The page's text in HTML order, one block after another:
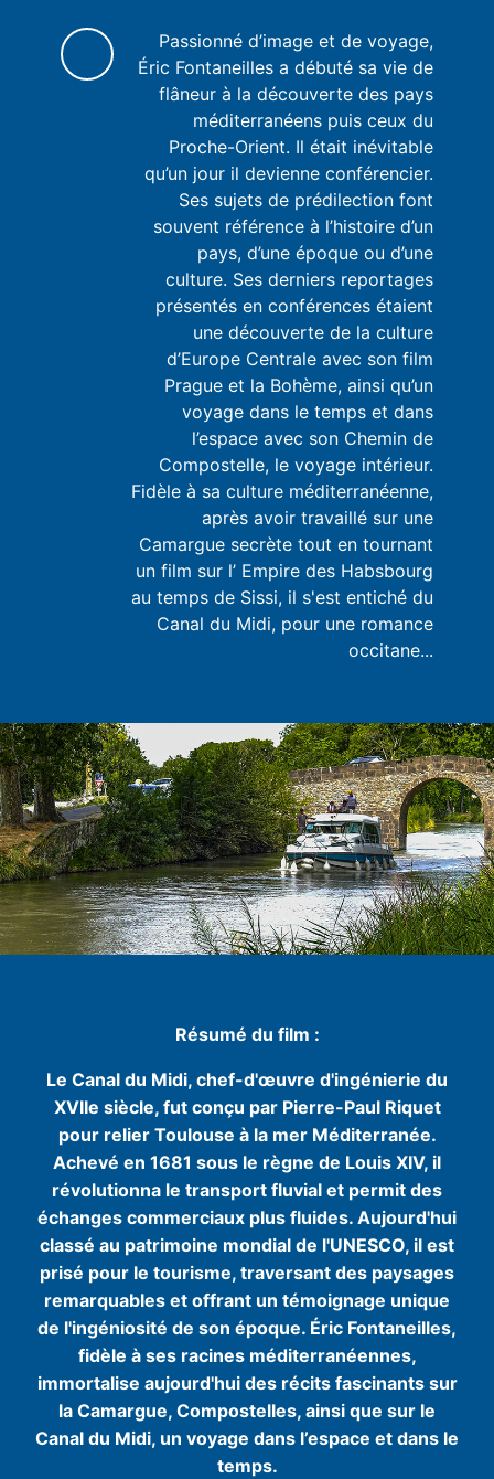
Passionné d’image et de voyage,
Éric Fontaneilles a débuté sa vie de
flâneur à la découverte des pays
méditerranéens puis ceux du
Proche-Orient. Il était inévitable
qu’un jour il devienne conférencier.
Ses sujets de prédilection font
souvent référence à l’histoire d’un
pays, d’une époque ou d’une
culture. Ses derniers reportages
présentés en conférences étaient
une découverte de la culture
d’Europe Centrale avec son film
Prague et la Bohème, ainsi qu’un
voyage dans le temps et dans
l’espace avec son Chemin de
Compostelle, le voyage intérieur.
Fidèle à sa culture méditerranéenne,
après avoir travaillé sur une
Camargue secrète tout en tournant
un film sur l’ Empire des Habsbourg
au temps de Sissi, il s'est entiché du
Canal du Midi, pour une romance
occitane...
Résumé du film :
Le Canal du Midi, chef-d'œuvre d'ingénierie du
XVIIe siècle, fut conçu par Pierre-Paul Riquet
pour relier Toulouse à la mer Méditerranée.
Achevé en 1681 sous le règne de Louis XIV, il
révolutionna le transport fluvial et permit des
échanges commerciaux plus fluides. Aujourd'hui
classé au patrimoine mondial de l'UNESCO, il est
prisé pour le tourisme, traversant des paysages
remarquables et offrant un témoignage unique
de l'ingéniosité de son époque. Éric Fontaneilles,
fidèle à ses racines méditerranéennes,
immortalise aujourd'hui des récits fascinants sur
la Camargue, Compostelles, ainsi que sur le
Canal du Midi, un voyage dans l’espace et dans le
temps.